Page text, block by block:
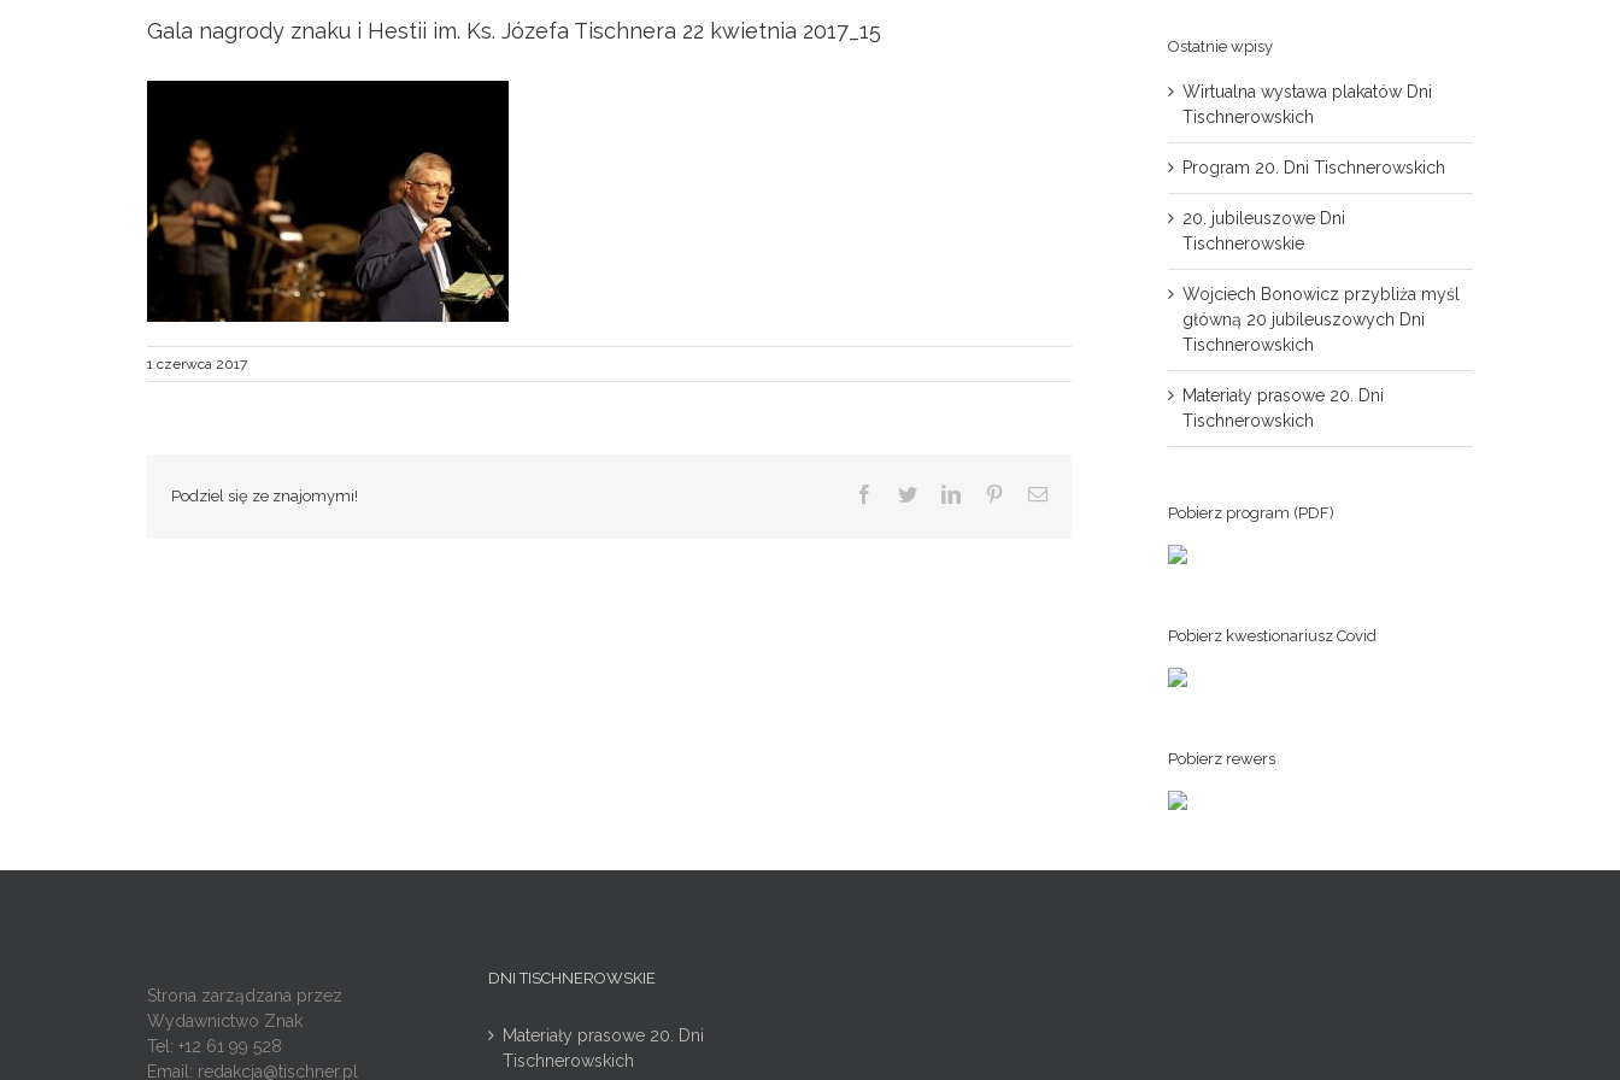
Gala nagrody znaku i Hestii im. Ks. Józefa Tischnera 22 kwietnia 2017_15
1 czerwca 2017
Podziel się ze znajomymi! Facebook
TwitterLinkedInPinterestEmail
Ostatnie wpisy
Wirtualna wystawa plakatów Dni
Tischnerowskich
Program 20. Dni Tischnerowskich
20. jubileuszowe Dni
Tischnerowskie
Wojciech Bonowicz przybliża myśl
główną 20 jubileuszowych Dni
Tischnerowskich
Materiały prasowe 20. Dni
Tischnerowskich
Pobierz program (PDF)
Pobierz kwestionariusz Covid
Pobierz rewers
Strona zarządzana przez
Wydawnictwo Znak
Tel: +12 61 99 528
Email: redakcja@tischner.pl
DNI TISCHNEROWSKIE
Materiały prasowe 20. Dni
Tischnerowskich